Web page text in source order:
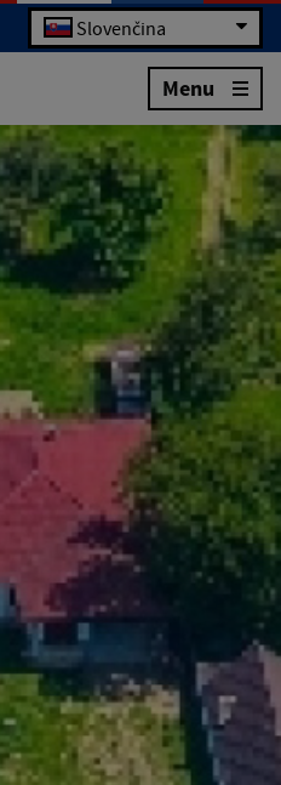
Slovenčina
Menu